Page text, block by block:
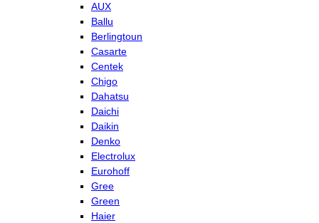
AUX
Ballu
Berlingtoun
Casarte
Centek
Chigo
Dahatsu
Daichi
Daikin
Denko
Electrolux
Eurohoff
Gree
Green
Haier